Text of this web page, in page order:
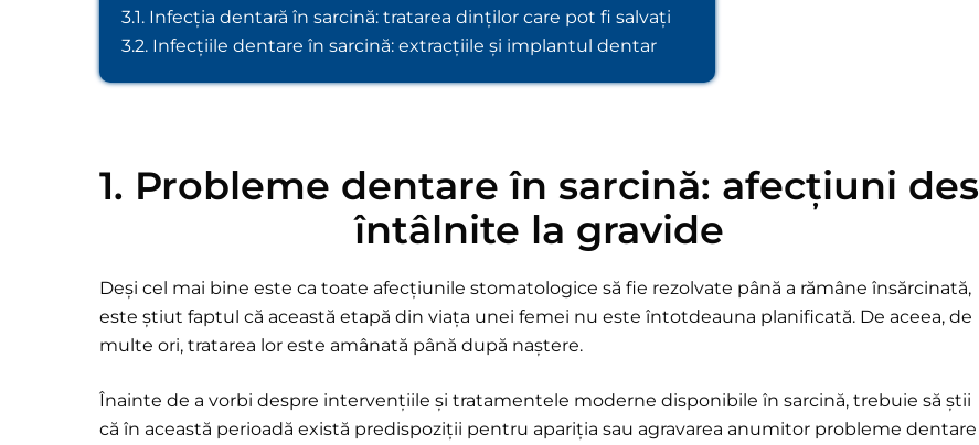
3.1. Infecția dentară în sarcină: tratarea dinților care pot fi salvați
3.2. Infecțiile dentare în sarcină: extracțiile și implantul dentar
1. Probleme dentare în sarcină: afecțiuni des
întâlnite la gravide
Deși cel mai bine este ca toate afecțiunile stomatologice să fie rezolvate până a rămâne însărcinată,
este știut faptul că această etapă din viața unei femei nu este întotdeauna planificată. De aceea, de
multe ori, tratarea lor este amânată până după naștere.
Înainte de a vorbi despre intervențiile și tratamentele moderne disponibile în sarcină, trebuie să știi
că în această perioadă există predispoziții pentru apariția sau agravarea anumitor probleme dentare